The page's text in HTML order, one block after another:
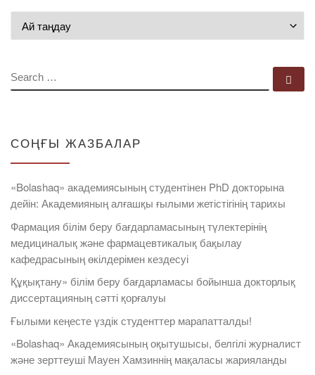
SEARCH
СОҢҒЫ ЖАЗБАЛАР
«Bolashaq» академиясының студентінен PhD докторына
дейін: Академияның алғашқы ғылыми жетістігінің тарихы
Фармация білім беру бағдарламасының түлектерінің
медициналық және фармацевтикалық бақылау
кафедрасының өкілдерімен кездесуі
Құқықтану» білім беру бағдарламасы бойынша докторлық
диссертацияның сәтті қорғалуы
Ғылыми кеңесте үздік студенттер марапатталды!
«Bolashaq» Академиясының оқытушысы, белгілі журналист
және зерттеуші Мауен Хамзиннің мақаласы жарияланды